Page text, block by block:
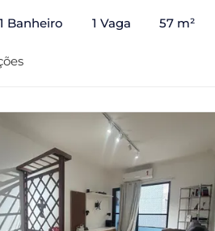
1 Banheiro 1 Vaga 57 m²